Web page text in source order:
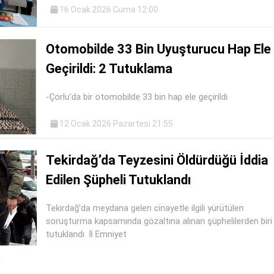
16 Ocak 2026 Cuma 12:00
Otomobilde 33 Bin Uyuşturucu Hap Ele
Geçirildi: 2 Tutuklama
-Çorlu'da bir otomobilde 33 bin hap ele geçirildi
12 Ocak 2026 Pazartesi 21:55
Tekirdağ’da Teyzesini Öldürdüğü İddia
Edilen Şüpheli Tutuklandı
Tekirdağ’da meydana gelen cinayetle ilgili yürütülen
soruşturma kapsamında gözaltına alınan şüphelilerden biri
tutuklandı. İl Emniyet